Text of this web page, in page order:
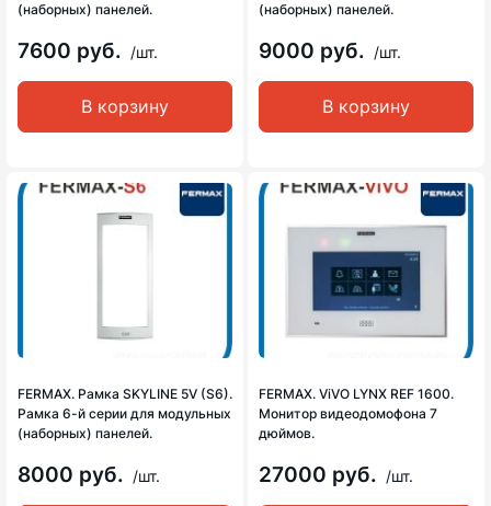
(наборных) панелей.
7600 руб. /шт.
В корзину
(наборных) панелей.
9000 руб. /шт.
В корзину
FERMAX. Рамка SKYLINE 5V (S6).
Рамка 6-й серии для модульных
(наборных) панелей.
8000 руб. /шт.
FERMAX. ViVO LYNX REF 1600.
Монитор видеодомофона 7
дюймов.
27000 руб. /шт.